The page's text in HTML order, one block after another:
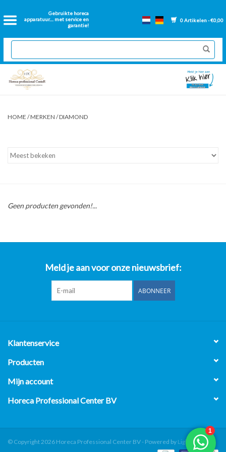
Gebruikte horeca
apparatuur.... met service en
garantie!
0 Artikelen - €0,00
Home
2dehands Horeca
Nieuwe apparatuur
Onderdelen bakwanden
Over ons
HOME /MERKEN /DIAMOND
Geen producten gevonden!...
Meld je aan voor onze nieuwsbrief:
ABONNEER
Klantenservice
Producten
Mijn account
Horeca Professional Center BV
© Copyright 2026 Horeca Professional Center BV - Powered by Lightspeed